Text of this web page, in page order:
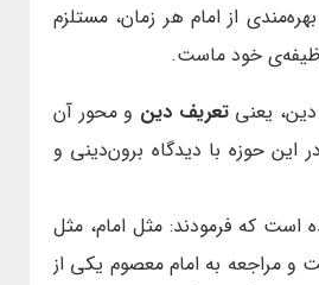
از امام هر زمان، مستلزم
خود ماست.
یعنیتعریف دین و محور آن
حوزه با دیدگاه برون‌دینی و
است که فرمودند: مثل امام، مثل
نزد کسی نمی‌آید.(1) وظیفه‌ی شناخت و مراجعه به امام معصوم یکی از